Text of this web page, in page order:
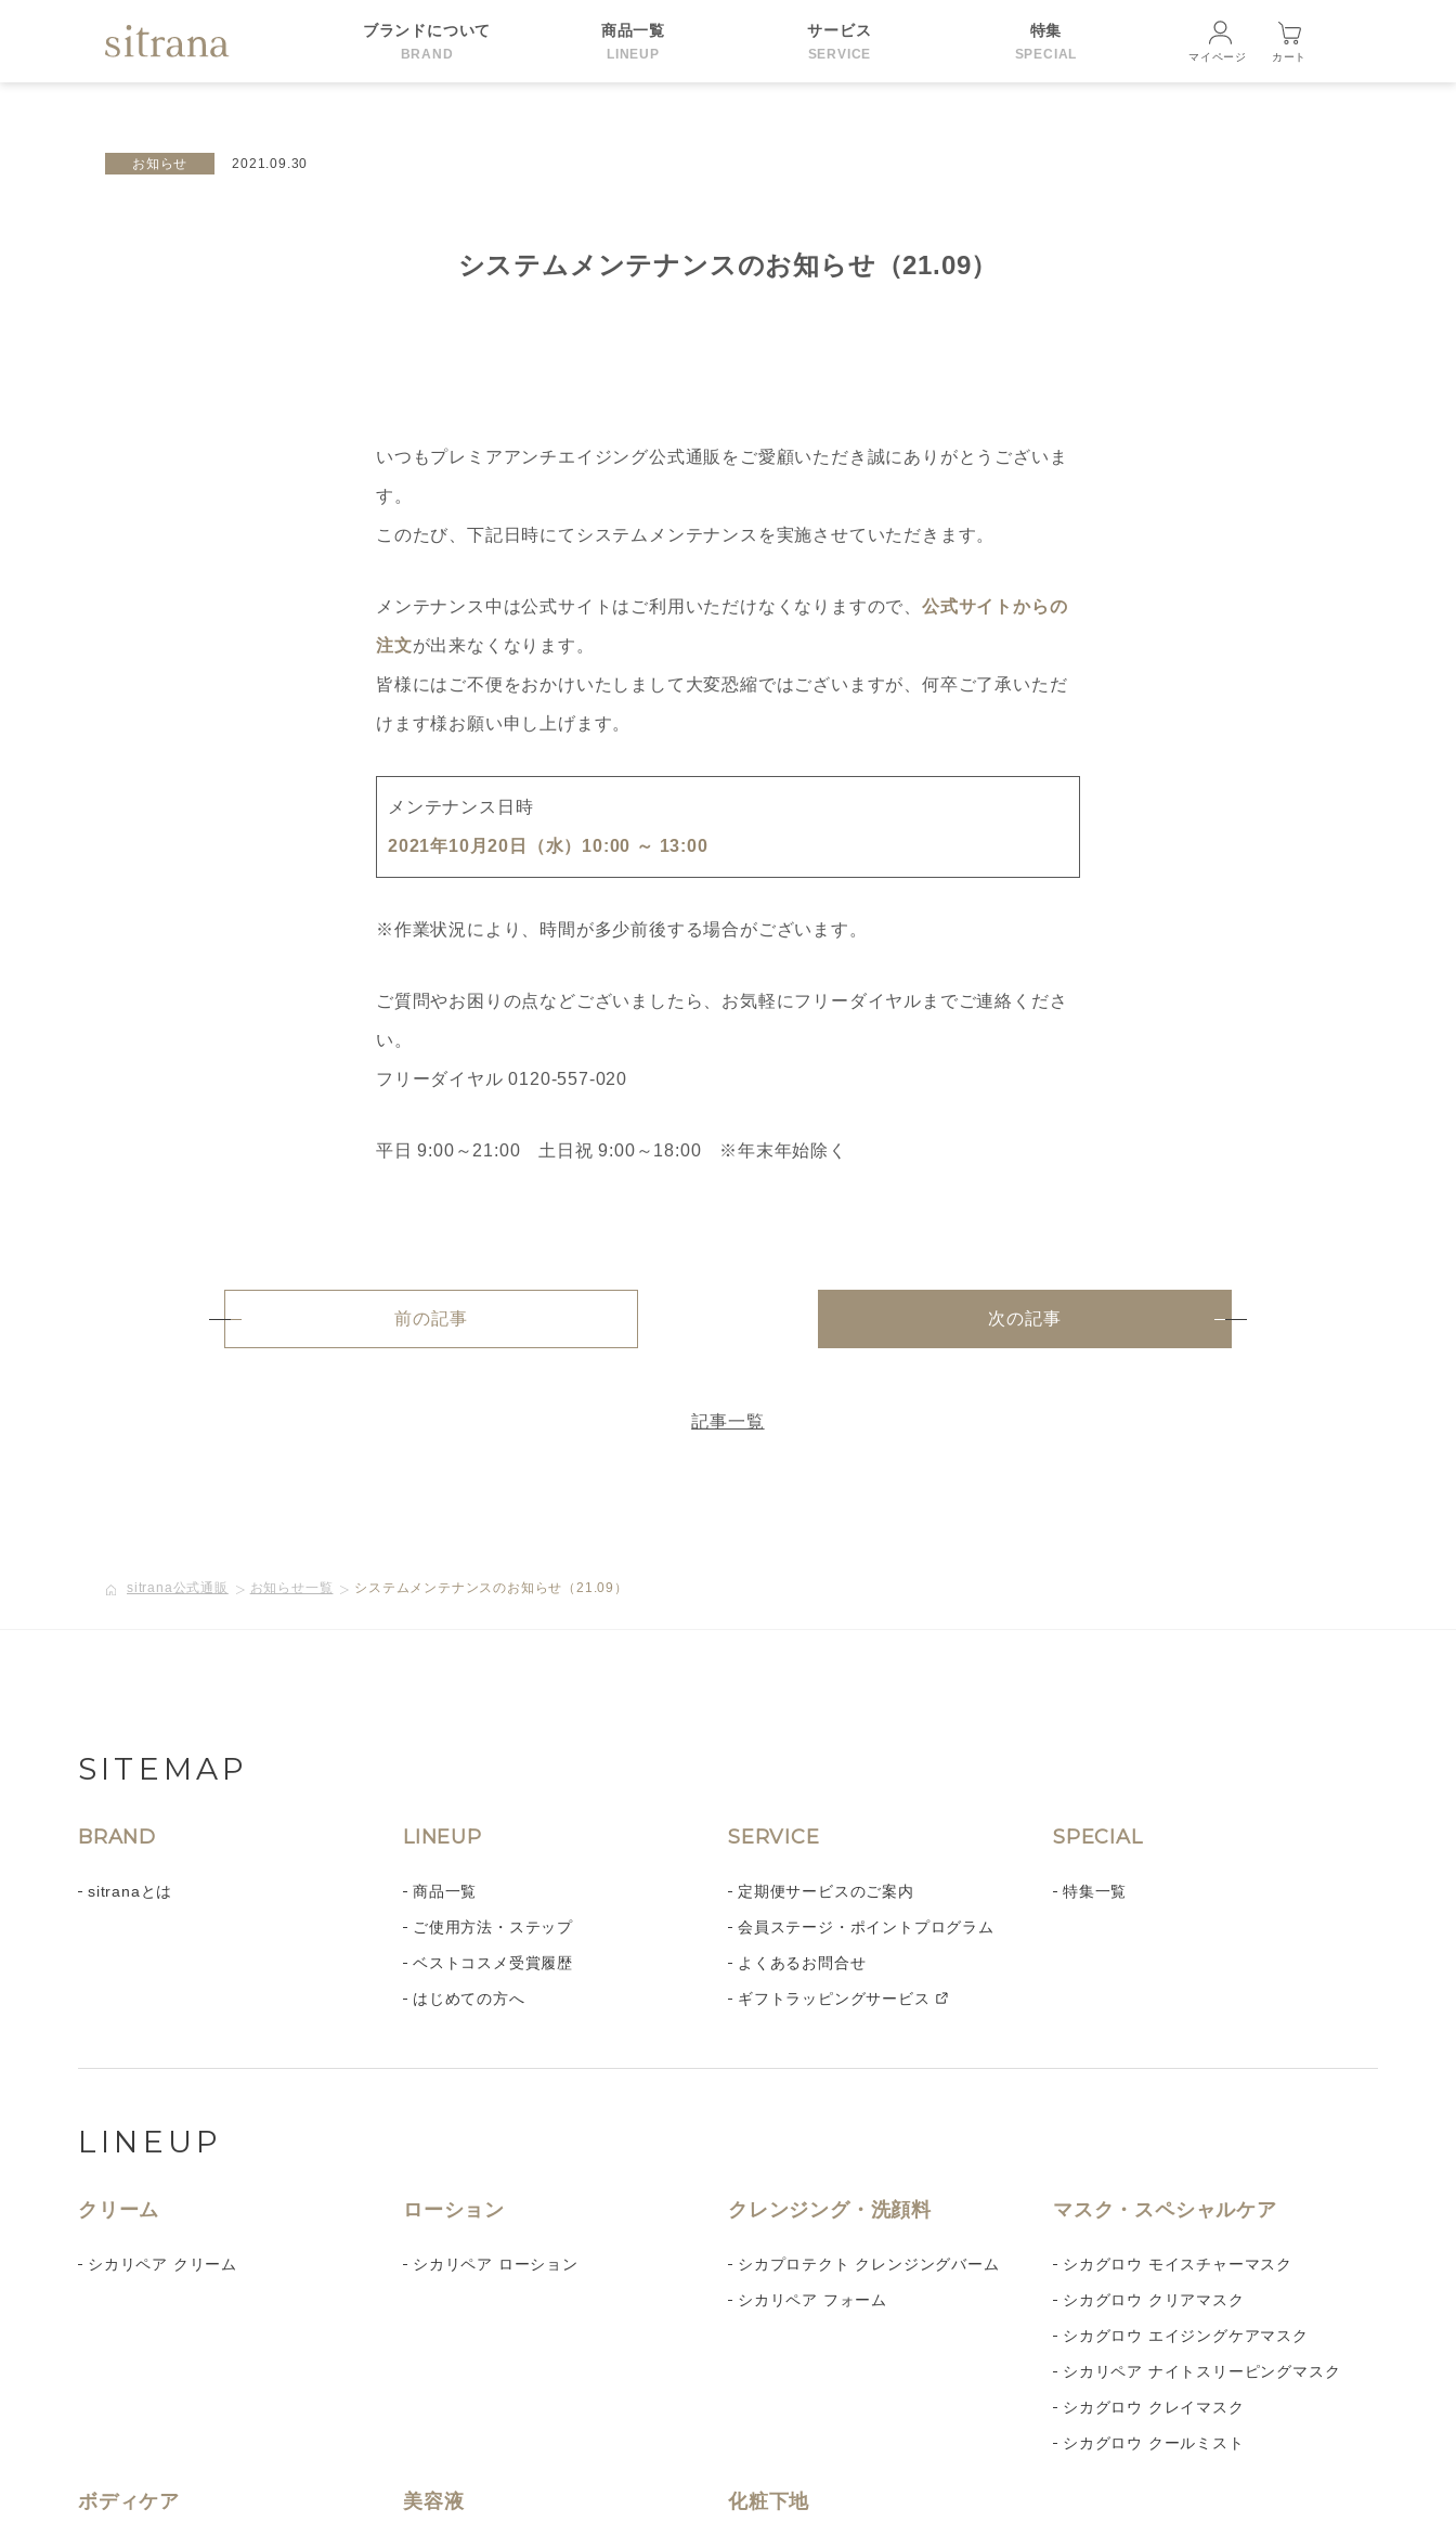
ブランドについて
BRAND
商品一覧
LINEUP
サービス
SERVICE
特集
SPECIAL マイページ カート
お知らせ 2021.09.30
システムメンテナンスのお知らせ（21.09）
いつもプレミアアンチエイジング公式通販をご愛顧いただき誠にありがとうございま
す。
このたび、下記日時にてシステムメンテナンスを実施させていただきます。
メンテナンス中は公式サイトはご利用いただけなくなりますので、 公式サイトからの
注文が出来なくなります。
皆様にはご不便をおかけいたしまして大変恐縮ではございますが、何卒ご了承いただ
けます様お願い申し上げます。
メンテナンス日時
2021年10月20日（水）10:00 ～ 13:00
※作業状況により、時間が多少前後する場合がございます。
ご質問やお困りの点などございましたら、お気軽にフリーダイヤルまでご連絡くださ
い。
フリーダイヤル 0120-557-020
平日 9:00～21:00 土日祝 9:00～18:00 ※年末年始除く
前の記事 次の記事
記事一覧
sitrana公式通販 お知らせ一覧 システムメンテナンスのお知らせ（21.09）
SITEMAP
BRAND
sitranaとは
LINEUP
商品一覧
ご使用方法・ステップ
ベストコスメ受賞履歴
はじめての方へ
SERVICE
定期便サービスのご案内
会員ステージ・ポイントプログラム
よくあるお問合せ
ギフトラッピングサービス
SPECIAL
特集一覧
LINEUP
クリーム
シカリペア クリーム
ローション
シカリペア ローション
クレンジング・洗顔料
シカプロテクト クレンジングバーム
シカリペア フォーム
マスク・スペシャルケア
シカグロウ モイスチャーマスク
シカグロウ クリアマスク
シカグロウ エイジングケアマスク
シカリペア ナイトスリーピングマスク
シカグロウ クレイマスク
シカグロウ クールミスト
ボディケア 美容液 化粧下地